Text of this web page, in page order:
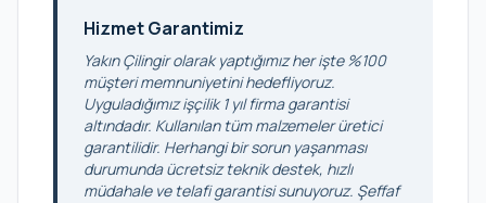
Hizmet Garantimiz
Yakın Çilingir olarak yaptığımız her işte %100
müşteri memnuniyetini hedefliyoruz.
Uyguladığımız işçilik 1 yıl firma garantisi
altındadır. Kullanılan tüm malzemeler üretici
garantilidir. Herhangi bir sorun yaşanması
durumunda ücretsiz teknik destek, hızlı
müdahale ve telafi garantisi sunuyoruz. Şeffaf